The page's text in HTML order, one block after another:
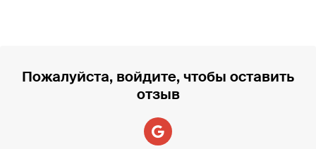
Пожалуйста, войдите, чтобы оставить
отзыв